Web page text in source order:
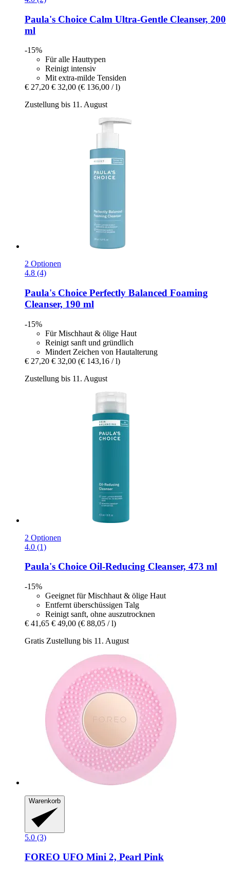
Paula's Choice Calm Ultra-​Gentle Cleanser, 200
ml
-15%
Für alle Hauttypen
Reinigt intensiv
Mit extra-milde Tensiden
€ 27,20 € 32,00 (€ 136,00 / l)
Zustellung bis 11. August
2 Optionen
4.8 (4)
Paula's Choice Perfectly Balanced Foaming
Cleanser, 190 ml
-15%
Für Mischhaut & ölige Haut
Reinigt sanft und gründlich
Mindert Zeichen von Hautalterung
€ 27,20 € 32,00 (€ 143,16 / l)
Zustellung bis 11. August
2 Optionen
4.0 (1)
Paula's Choice Oil-​Reducing Cleanser, 473 ml
-15%
Geeignet für Mischhaut & ölige Haut
Entfernt überschüssigen Talg
Reinigt sanft, ohne auszutrocknen
€ 41,65 € 49,00 (€ 88,05 / l)
Gratis Zustellung bis 11. August
Warenkorb
5.0 (3)
FOREO UFO Mini 2, Pearl Pink